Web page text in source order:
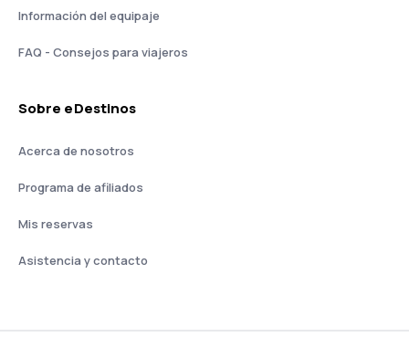
Información del equipaje
FAQ - Consejos para viajeros
Sobre eDestinos
Acerca de nosotros
Programa de afiliados
Mis reservas
Asistencia y contacto